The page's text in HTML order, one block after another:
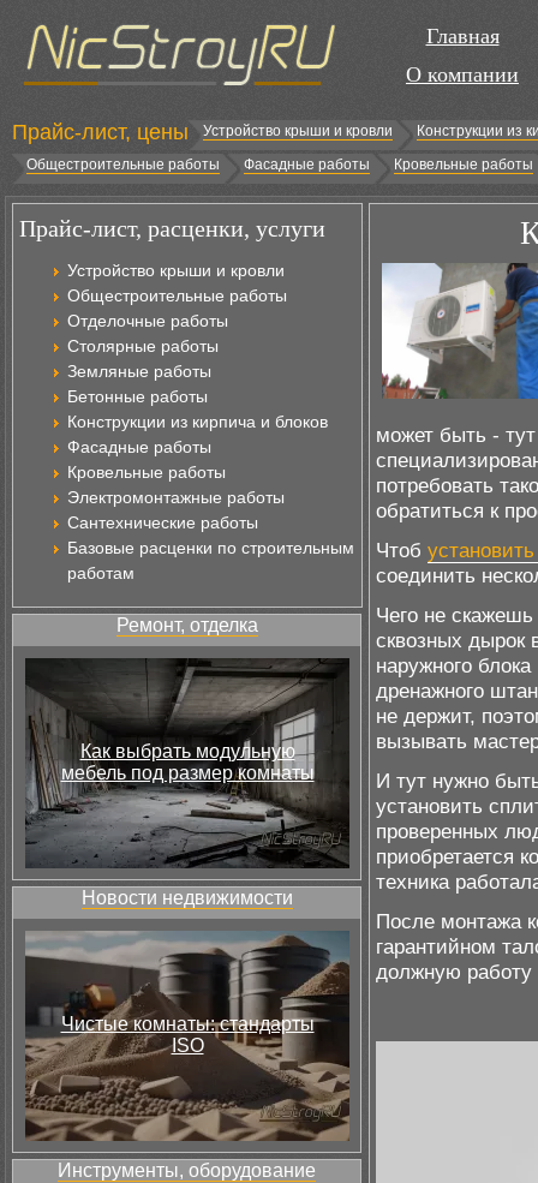
Главная
О компании
Прайс-лист, цены Устройство крыши и кровли
Конструкции из
Общестроительные работы
Фасадные работы Кровельные работы
Прайс-лист, расценки, услуги
Устройство крыши и кровли
Общестроительные работы
Отделочные работы
Столярные работы
Земляные работы
Бетонные работы
Конструкции из кирпича и блоков
Фасадные работы
Кровельные работы
Электромонтажные работы
Сантехнические работы
Базовые расценки по строительным
работам
Ремонт, отделка
Как выбрать модульную
мебель под размер комнаты
Новости недвижимости
Чистые комнаты: стандарты
ISO
Инструменты, оборудование
может быть -
потребовать
обратиться к
Чтоб
соединить
Чего не скажешь
сквозных дырок
наружного
дренажного
не держит,
вызывать
И тут нужно
установить
проверенных
приобретается
техника
После монтажа
гарантийном
должную работу